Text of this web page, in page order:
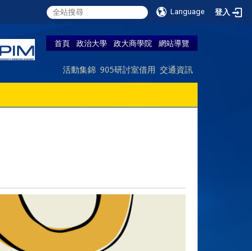
Language 登入
首頁 政治大學 政大商學院 網站導覽
活動集錦 905研討室借用 交通資訊